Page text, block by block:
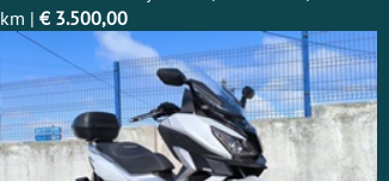
km | € 3.500,00